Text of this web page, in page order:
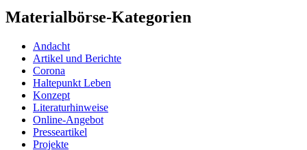
Materialbörse-Kategorien
Andacht
Artikel und Berichte
Corona
Haltepunkt Leben
Konzept
Literaturhinweise
Online-Angebot
Presseartikel
Projekte